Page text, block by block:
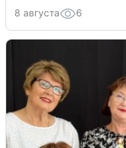
8 августа 6